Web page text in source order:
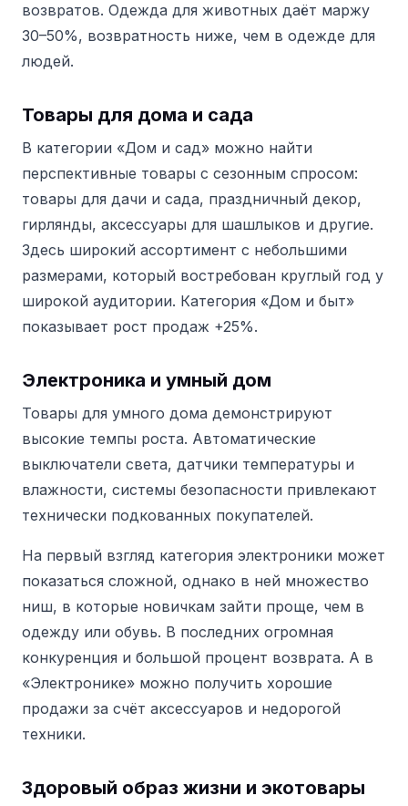
возвратов. Одежда для животных даёт маржу
30–50%, возвратность ниже, чем в одежде для
людей.
Товары для дома и сада
В категории «Дом и сад» можно найти
перспективные товары с сезонным спросом:
товары для дачи и сада, праздничный декор,
гирлянды, аксессуары для шашлыков и другие.
Здесь широкий ассортимент с небольшими
размерами, который востребован круглый год у
широкой аудитории. Категория «Дом и быт»
показывает рост продаж +25%.
Электроника и умный дом
Товары для умного дома демонстрируют
высокие темпы роста. Автоматические
выключатели света, датчики температуры и
влажности, системы безопасности привлекают
технически подкованных покупателей.
На первый взгляд категория электроники может
показаться сложной, однако в ней множество
ниш, в которые новичкам зайти проще, чем в
одежду или обувь. В последних огромная
конкуренция и большой процент возврата. А в
«Электронике» можно получить хорошие
продажи за счёт аксессуаров и недорогой
техники.
Здоровый образ жизни и экотовары